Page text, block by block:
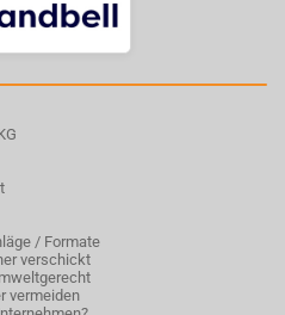
/ Formate
verschickt
vermeiden